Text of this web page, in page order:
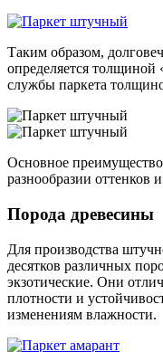
Таким образом,
определяется толщиной
службы паркета
Основное
разнообразии оттенков
Порода древесины
Для производства
десятков различных
экзотические. Они
плотности и
изменениям влажности.